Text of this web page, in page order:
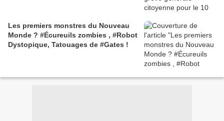
Les premiers monstres du Nouveau
Monde ? #Écureuils zombies , #Robot
Dystopique, Tatouages de #Gates !